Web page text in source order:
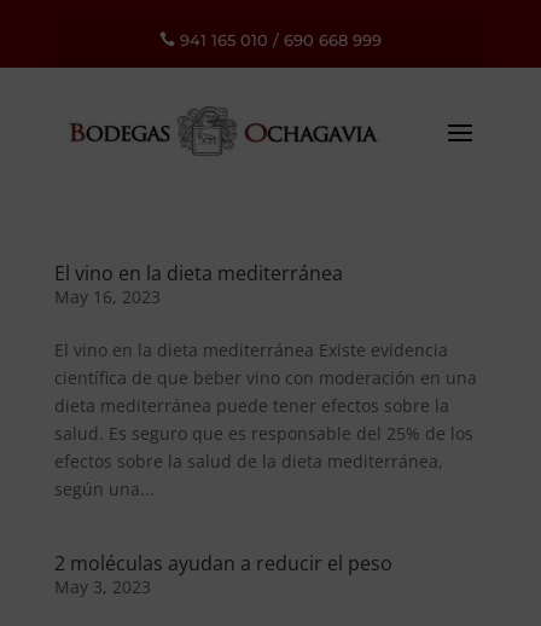
941 165 010 / 690 668 999
El vino en la dieta mediterránea
May 16, 2023
El vino en la dieta mediterránea Existe evidencia
científica de que beber vino con moderación en una
dieta mediterránea puede tener efectos sobre la
salud. Es seguro que es responsable del 25% de los
efectos sobre la salud de la dieta mediterránea,
según una...
2 moléculas ayudan a reducir el peso
May 3, 2023